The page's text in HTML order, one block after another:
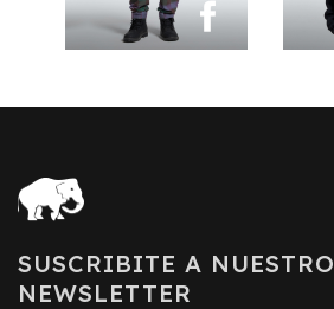
SUSCRIBITE A NUESTRO
NEWSLETTER